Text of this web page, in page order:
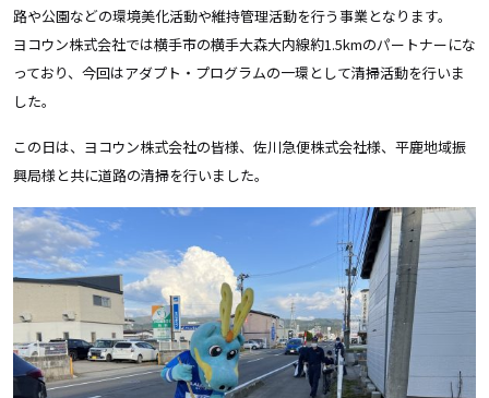
路や公園などの環境美化活動や維持管理活動を行う事業となります。
ヨコウン株式会社では横手市の横手大森大内線約1.5kmのパートナーにな
っており、今回はアダプト・プログラムの一環として清掃活動を行いま
した。
この日は、ヨコウン株式会社の皆様、佐川急便株式会社様、平鹿地域振
興局様と共に道路の清掃を行いました。